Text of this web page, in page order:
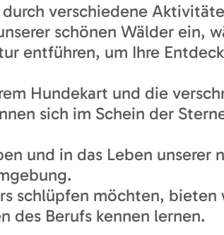
verschiedene
schönen Wälder ein,
entführen, um Ihre
Hundekart und die
sich im Schein der
und in das Leben unserer
schlüpfen möchten,
des Berufs kennen lernen.